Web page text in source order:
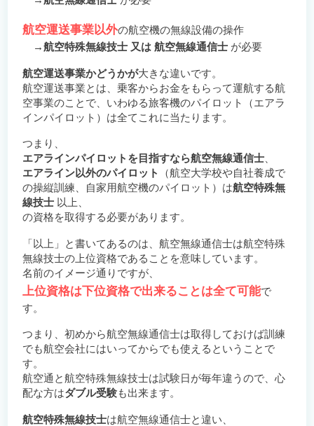
航空運送事業以外の航空機の無線設備の操作
→航空特殊無線技士 又は 航空無線通信士 が必要
航空運送事業かどうかが大きな違いです。
航空運送事業とは、乗客からお金をもらって運航する航
空事業のことで、いわゆる旅客機のパイロット（エアラ
インパイロット）は全てこれに当たります。
つまり、
エアラインパイロットを目指すなら航空無線通信士
エアライン以外のパイロット
（航空大学校や自社養成で
の操縦訓練、自家用航空機のパイロット）は航空特殊無
線技士 以上、
の資格を取得する必要があります。
「以上」と書いてあるのは、航空無線通信士は航空特殊
無線技士の上位資格であることを意味しています。
名前のイメージ通りですが、
上位資格は下位資格で出来ることは全て可能で
す。
つまり、初めから航空無線通信士は取得しておけば訓練
でも航空会社にはいってからでも使えるということで
す。
航空通と航空特殊無線技士は試験日が毎年違うので、心
配な方はダブル受験も出来ます。
航空特殊無線技士は航空無線通信士と違い、